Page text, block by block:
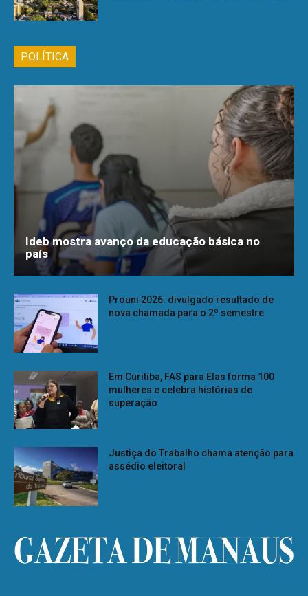
POLÍTICA
Ideb mostra avanço da educação básica no
país
Prouni 2026: divulgado resultado de
nova chamada para o 2º semestre
Em Curitiba, FAS para Elas forma 100
mulheres e celebra histórias de
superação
Justiça do Trabalho chama atenção para
assédio eleitoral